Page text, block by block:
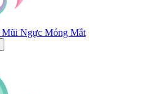
Mũi Ngực Móng Mắt